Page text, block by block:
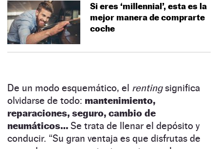
Si eres ‘millennial’, esta es la
mejor manera de comprarte
coche
De un modo esquemático, el renting significa
olvidarse de todo: mantenimiento,
reparaciones, seguro, cambio de
neumáticos… Se trata de llenar el depósito y
conducir. “Su gran ventaja es que disfrutas de